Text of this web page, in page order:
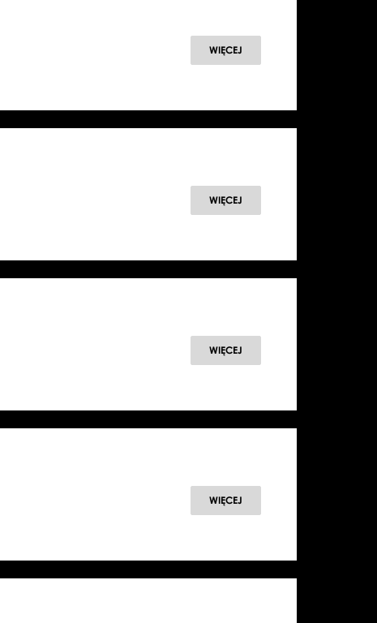
WIĘCEJ
WIĘCEJ
WIĘCEJ
WIĘCEJ